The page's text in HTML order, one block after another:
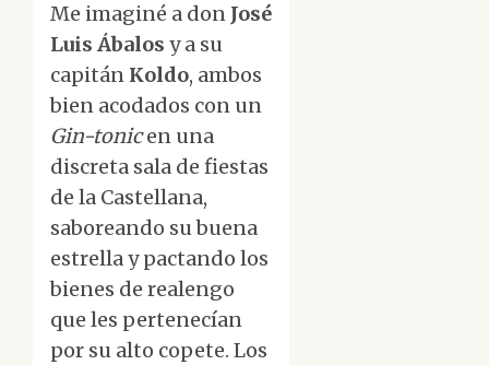
Me imaginé a don José
Luis Ábalos y a su
capitán Koldo, ambos
bien acodados con un
Gin-tonicen una
discreta sala de fiestas
de la Castellana,
saboreando su buena
estrella y pactando los
bienes de realengo
que les pertenecían
por su alto copete. Los